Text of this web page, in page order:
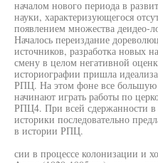
началом нового периода в
науки, характеризующегося
появлением множества деидео-
Началось переиздание
источников, разработка новых
смену в целом негативной
историографии пришла
РПЦ. На этом фоне все
начинают играть работы по
РПЦ4. При всей сдержанности
историки последовательно
в истории РПЦ.
сии в процессе колонизации и